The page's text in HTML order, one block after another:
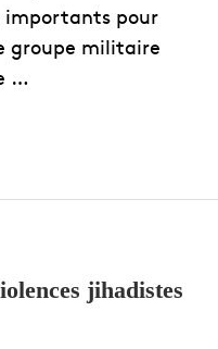
importants pour
groupe militaire
…
jihadistes